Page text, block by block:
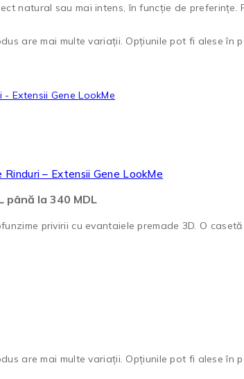
natural sau mai intens, în funcție de
are mai multe variații. Opțiunile pot fi alese în
– Extensii Gene LookMe
până la 340 MDL
privirii cu evantaiele premade 3D. O
are mai multe variații. Opțiunile pot fi alese în